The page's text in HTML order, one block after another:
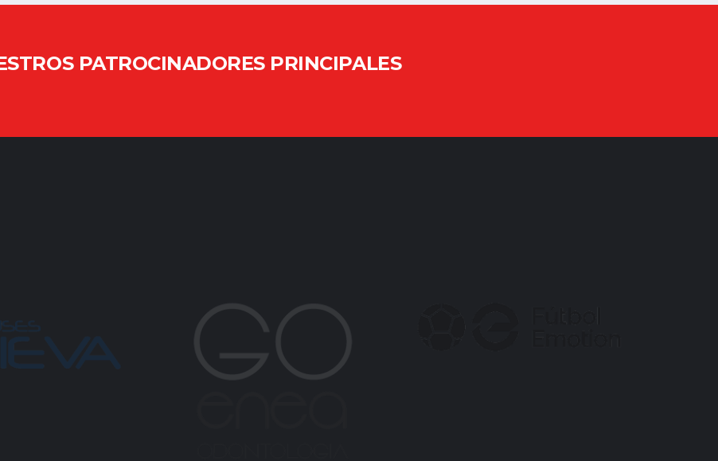
PATROCINADORES PRINCIPALES